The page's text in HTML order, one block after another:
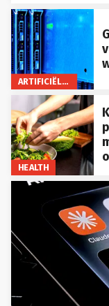
ARTIFICIËLE INTELLIGENTIE
HEALTH